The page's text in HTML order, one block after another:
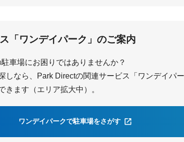
「ワンデイパーク」のご案内
車場にお困りではありませんか？
なら、Park Directの関連サービス「ワンデイパ
ます（エリア拡大中）。
ワンデイパークで駐車場をさがす